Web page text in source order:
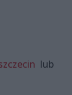
lub